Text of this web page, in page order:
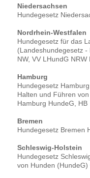
Niedersachsen
Hundegesetz
Nordrhein-Westfalen
Hundegesetz für das
(Landeshundegesetz -
NW, VV LHundG
Hamburg
Hundegesetz
Halten und Führen
Hamburg HundeG, HB
Bremen
Hundegesetz Bremen
Schleswig-Holstein
Hundegesetz
von Hunden (HundeG)